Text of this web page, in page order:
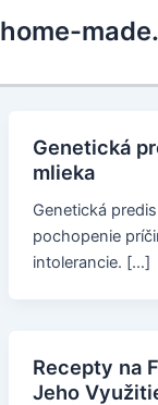
to
home-
Genetická
mlieka
Genetická
pochopenie
intolerancie. […]
Recepty na
Jeho